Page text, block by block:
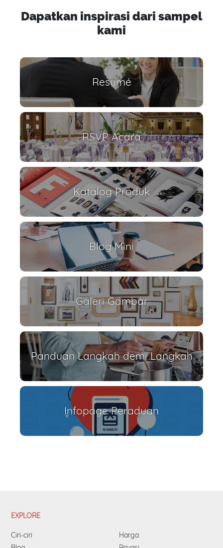
Dapatkan inspirasi dari sampel
kami
Resumé
RSVP Acara
Katalog Produk
Blog Mini
Galeri Gambar
Panduan Langkah demi Langkah
Infopage Peraduan
EXPLORE
Ciri-ciri
Harga